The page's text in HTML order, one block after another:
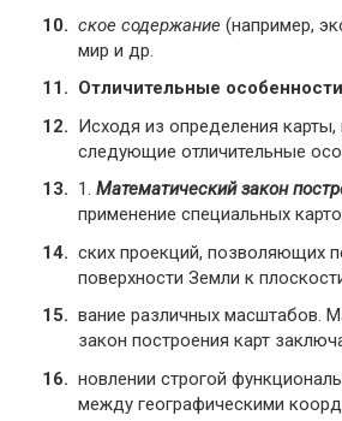
ское содержание (например,
мир и др.
Отличительные
Исходя из определения
следующие отличительные
1. Математический закон
применение специальных
ских проекций, позволяющих
поверхности Земли к
вание различных масштабов.
закон построения карт
новлении строгой
между географическими